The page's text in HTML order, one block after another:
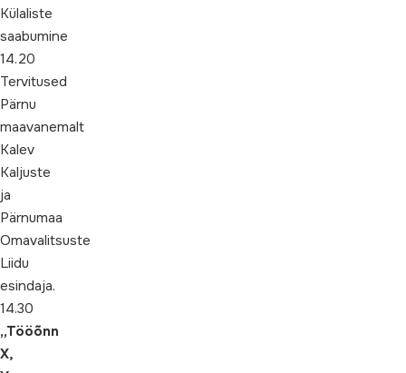
Külaliste
saabumine
14.20
Tervitused
Pärnu
maavanemalt
Kalev
Kaljuste
ja
Pärnumaa
Omavalitsuste
Liidu
esindaja.
14.30
„Tööõnn
X,